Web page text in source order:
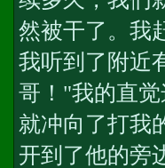
然被干了。我
我听到了附近
哥！"我的直
就冲向了打我
开到了他的旁